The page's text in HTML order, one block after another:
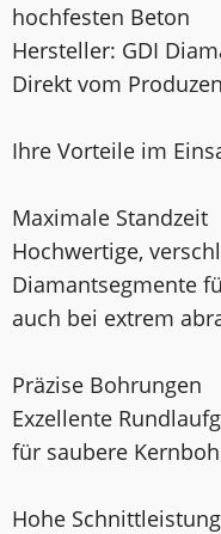
hochfesten Beton
Hersteller: GDI
Direkt vom
Ihre Vorteile im
Maximale Standzeit
Hochwertige,
Diamantsegmente
auch bei extrem
Präzise Bohrungen
Exzellente
für saubere
Hohe Schnittleistung